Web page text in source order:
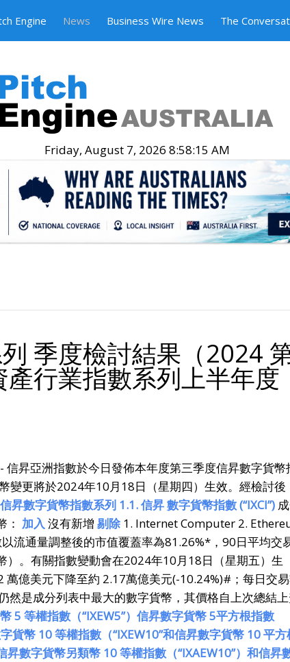
Engine News Business Wire News The
Friday, August 7, 2026 8:58:16 AM
季度檢討結果（2024
行業指數系列上半年度
信昇亞洲指數於今日發佈本年度第三季度信昇數字貨幣
變更將於2024年10月18日（星期四）生效。經檢討後
昇數字貨幣指數系列 1.1. 信昇 數字貨幣指數 (“IXCI”)
： 加入 沒有新增 剔除 1. Internet Computer 2.
流通量調整後的市值覆蓋率為81.26%*，90日平均交
。有關指數變動會在2024年10月18日（星期五）生
億美元下降至約 2.17萬億美元(-10.24%)#；每日交
是成分列表中最⼤的數字貨幣，其價格自上次總結
5 等權指數（“IXEW5”）信昇數字貨幣 5平方根指數
貨幣 10 等權指數（“IXEW10”和信昇數字貨幣 10 平方
昇數字貨幣另類幣 10 等權指數（“IXAEW10”）和信昇